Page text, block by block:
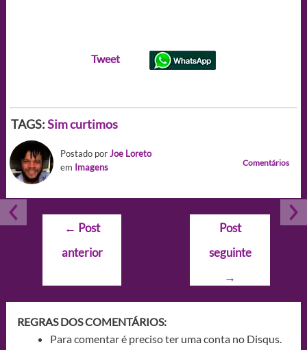
Tweet
TAGS:Sim curtimos
Postado porJoe Loreto
em Imagens Comentários
Navegação
Post
← Post
anterior
Post
seguinte
→
REGRAS DOS COMENTÁRIOS:
Para comentar é preciso ter uma conta no Disqus.